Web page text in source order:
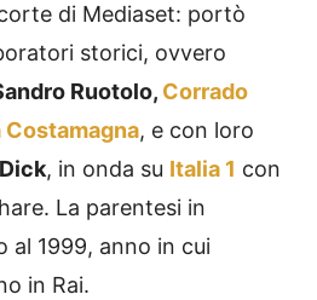
di Mediaset: portò
storici, ovvero
Ruotolo, Corrado
Costamagna, e con loro
, in onda su Italia 1 con
La parentesi in
al 1999, anno in cui
in Rai.